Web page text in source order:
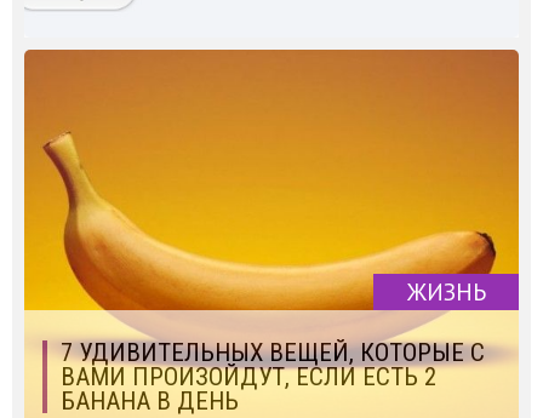
ЖИЗНЬ
7 УДИВИТЕЛЬНЫХ ВЕЩЕЙ, КОТОРЫЕ С
ВАМИ ПРОИЗОЙДУТ, ЕСЛИ ЕСТЬ 2
БАНАНА В ДЕНЬ